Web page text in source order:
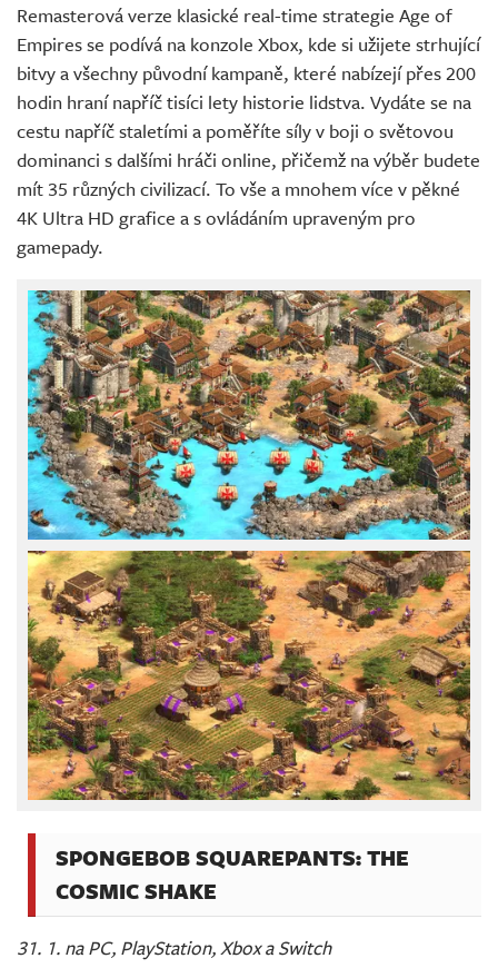
Remasterová verze klasické real-time strategie Age of
Empires se podívá na konzole Xbox, kde si užijete strhující
bitvy a všechny původní kampaně, které nabízejí přes 200
hodin hraní napříč tisíci lety historie lidstva. Vydáte se na
cestu napříč staletími a poměříte síly v boji o světovou
dominanci s dalšími hráči online, přičemž na výběr budete
mít 35 různých civilizací. To vše a mnohem více v pěkné
4K Ultra HD grafice a s ovládáním upraveným pro
gamepady.
SPONGEBOB SQUAREPANTS: THE
COSMIC SHAKE
31. 1. na PC, PlayStation, Xbox a Switch